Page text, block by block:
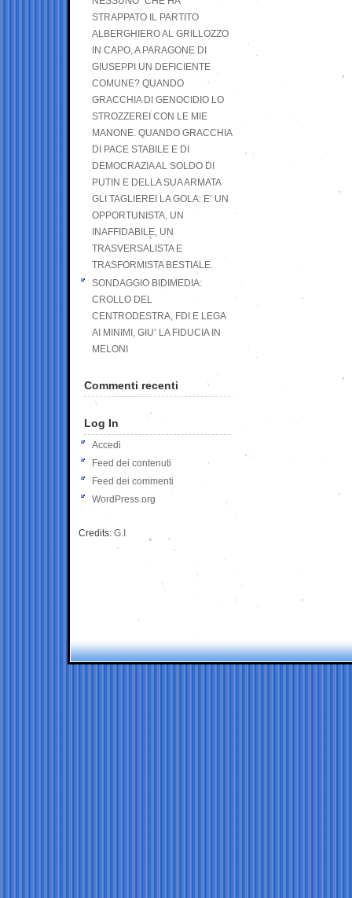
STRAPPATO IL PARTITO
ALBERGHIERO AL GRILLOZZO
IN CAPO, A PARAGONE DI
GIUSEPPI UN DEFICIENTE
COMUNE? QUANDO
GRACCHIA DI GENOCIDIO LO
STROZZEREI CON LE MIE
MANONE. QUANDO GRACCHIA
DI PACE STABILE E DI
DEMOCRAZIA AL SOLDO DI
PUTIN E DELLA SUA ARMATA
GLI TAGLIEREI LA GOLA: E’ UN
OPPORTUNISTA, UN
INAFFIDABILE, UN
TRASVERSALISTA E
TRASFORMISTA BESTIALE.
SONDAGGIO BIDIMEDIA:
CROLLO DEL
CENTRODESTRA, FDI E LEGA
AI MINIMI, GIU’ LA FIDUCIA IN
MELONI
Commenti recenti
Log In
Accedi
Feed dei contenuti
Feed dei commenti
WordPress.org
Credits: G.I